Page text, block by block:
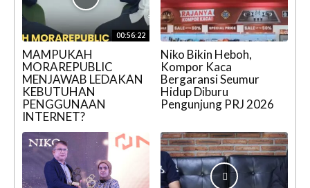
00:56:22
MAMPUKAH
MORAREPUBLIC
MENJAWAB LEDAKAN
KEBUTUHAN
PENGGUNAAN
INTERNET?
Niko Bikin Heboh,
Kompor Kaca
Bergaransi Seumur
Hidup Diburu
Pengunjung PRJ 2026